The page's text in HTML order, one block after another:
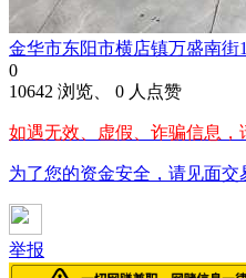
金华市东阳市横店镇万盛南街
0
10642 浏览、 0 人点赞
如遇无效、虚假、诈骗信息，
为了您的资金安全，请见面交
举报